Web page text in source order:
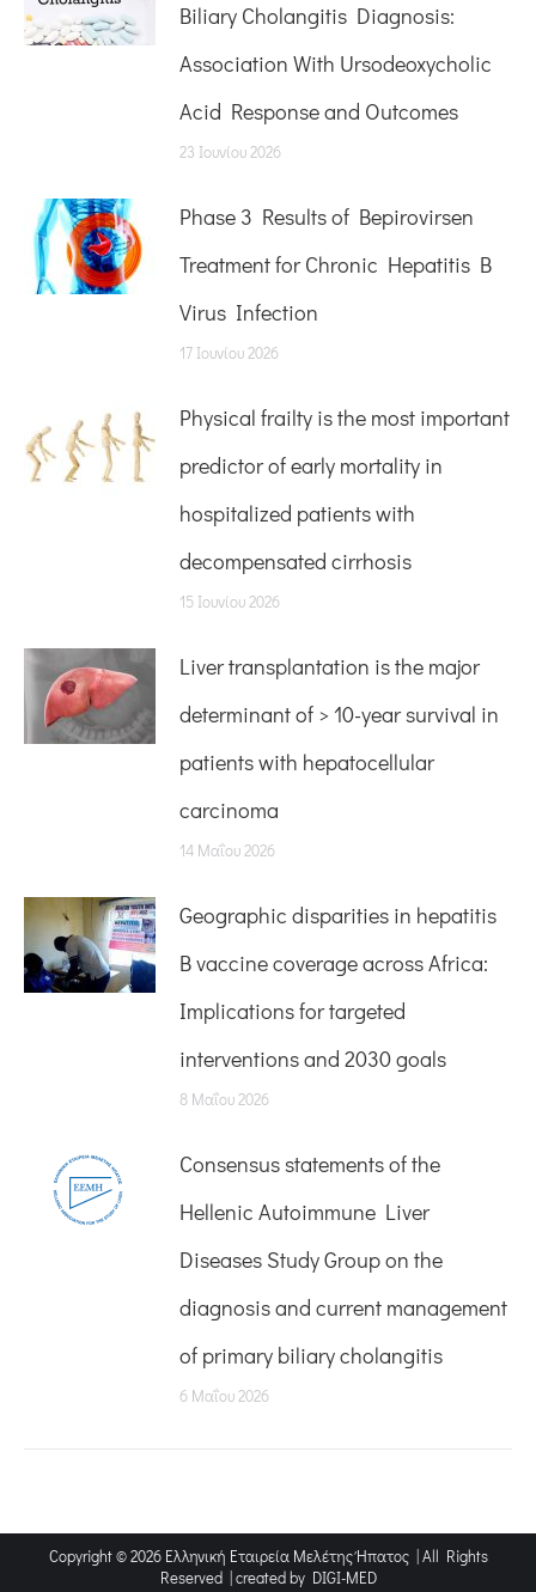
Biliary Cholangitis Diagnosis:
Association With Ursodeoxycholic
Acid Response and Outcomes
23 Ιουνίου 2026
Phase 3 Results of Bepirovirsen
Treatment for Chronic Hepatitis B
Virus Infection
17 Ιουνίου 2026
Physical frailty is the most important
predictor of early mortality in
hospitalized patients with
decompensated cirrhosis
15 Ιουνίου 2026
Liver transplantation is the major
determinant of > 10-year survival in
patients with hepatocellular
carcinoma
14 Μαΐου 2026
Geographic disparities in hepatitis
B vaccine coverage across Africa:
Implications for targeted
interventions and 2030 goals
8 Μαΐου 2026
Consensus statements of the
Hellenic Autoimmune Liver
Diseases Study Group on the
diagnosis and current management
of primary biliary cholangitis
6 Μαΐου 2026
Copyright © 2026 Ελληνική Εταιρεία Μελέτης Ήπατος | All Rights
Reserved | created by DIGI-MED